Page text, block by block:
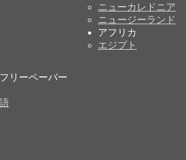
ニューカレドニア
ニュージーランド
アフリカ
エジプト
リーペーパー